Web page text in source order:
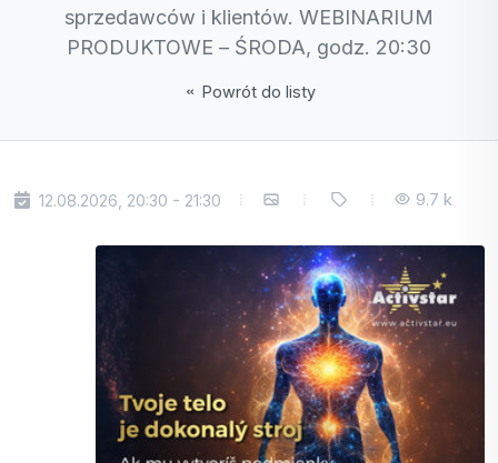
sprzedawców i klientów. WEBINARIUM
PRODUKTOWE – ŚRODA, godz. 20:30
Powrót do listy
12.08.2026, 20:30 - 21:30 9.7 k